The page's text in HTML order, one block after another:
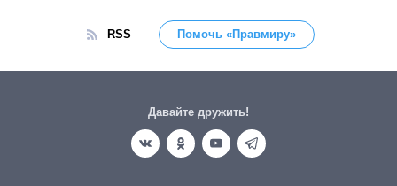
RSS Помочь «Правмиру»
Давайте дружить!